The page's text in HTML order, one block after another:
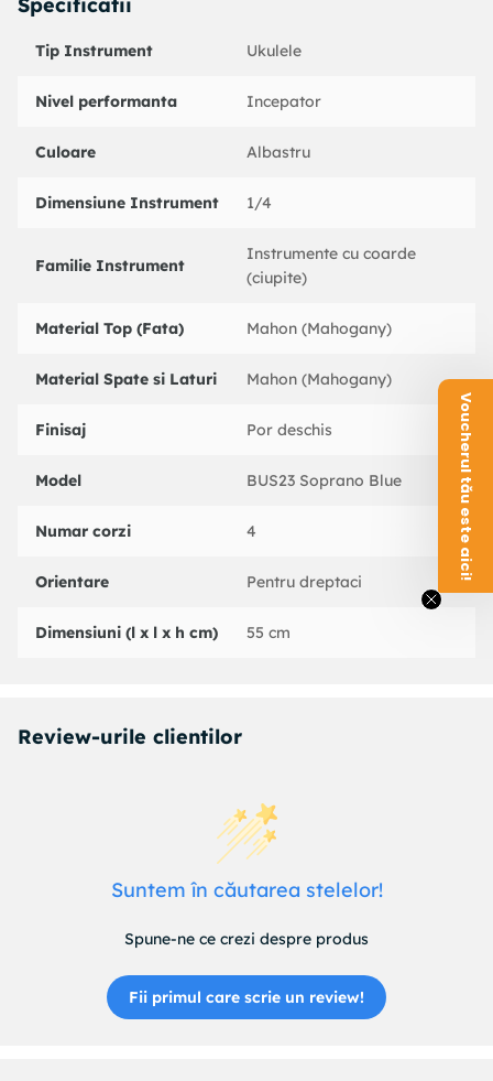
Specificatii
Tip Instrument Ukulele
Nivel performanta Incepator
Culoare Albastru
Dimensiune Instrument 1/4
Familie Instrument
Instrumente cu coarde
(ciupite)
Material Top (Fata) Mahon (Mahogany)
Material Spate si Laturi Mahon (Mahogany)
Finisaj Por deschis
Model BUS23 Soprano Blue
Numar corzi 4
Orientare Pentru dreptaci
Dimensiuni (l x l x h cm) 55 cm
Review-urile clientilor
Suntem în căutarea stelelor!
Spune-ne ce crezi despre produs
Fii primul care scrie un review!
Voucherul tău este aici!